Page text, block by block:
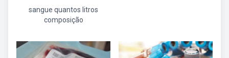
sangue quantos litros
composição